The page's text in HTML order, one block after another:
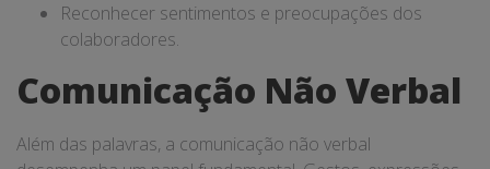
Reconhecer sentimentos e preocupações dos
colaboradores.
Comunicação Não Verbal
Além das palavras, a comunicação não verbal